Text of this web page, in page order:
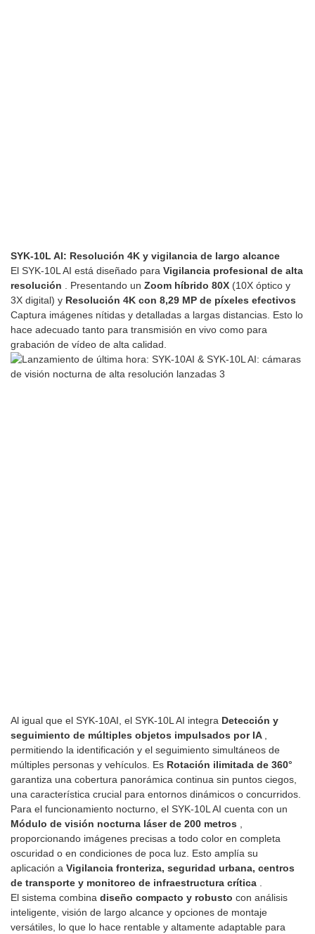
SYK-10L AI: Resolución 4K y vigilancia de largo alcance
El SYK-10L AI está diseñado para Vigilancia profesional de alta
resolución . Presentando un Zoom híbrido 80X (10X óptico y
3X digital) y Resolución 4K con 8,29 MP de píxeles efectivos
Captura imágenes nítidas y detalladas a largas distancias. Esto lo
hace adecuado tanto para transmisión en vivo como para
grabación de vídeo de alta calidad.
Al igual que el SYK-10AI, el SYK-10L AI integra Detección y
seguimiento de múltiples objetos impulsados ​​por IA ,
permitiendo la identificación y el seguimiento simultáneos de
múltiples personas y vehículos. Es Rotación ilimitada de 360°
garantiza una cobertura panorámica continua sin puntos ciegos,
una característica crucial para entornos dinámicos o concurridos.
Para el funcionamiento nocturno, el SYK-10L AI cuenta con un
Módulo de visión nocturna láser de 200 metros ,
proporcionando imágenes precisas a todo color en completa
oscuridad o en condiciones de poca luz. Esto amplía su
aplicación a Vigilancia fronteriza, seguridad urbana, centros
de transporte y monitoreo de infraestructura crítica .
El sistema combina diseño compacto y robusto con análisis
inteligente, visión de largo alcance y opciones de montaje
versátiles, lo que lo hace rentable y altamente adaptable para